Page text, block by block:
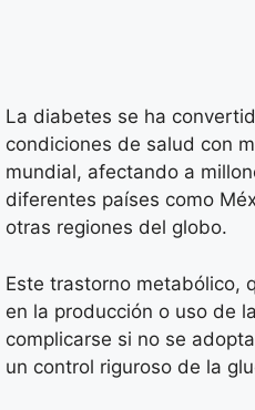
La diabetes se ha
condiciones de salud con
mundial, afectando a
diferentes países como
otras regiones del globo.
Este trastorno metabólico,
en la producción o uso de
complicarse si no se
un control riguroso de la